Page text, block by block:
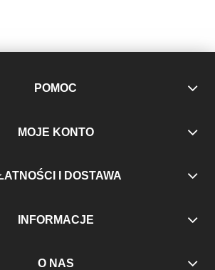
POMOC
MOJE KONTO
I DOSTAWA
INFORMACJE
O NAS